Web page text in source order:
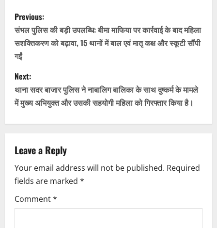
P
o
s
t
n
i
g
a
t
Previous:
संभल पुलिस की बड़ी उपलब्धि: बीमा माफिया पर कार्रवाई के बाद महिला
सशक्तिकरण को बढ़ावा, 15 थानों में बाल एवं मातृ कक्ष और स्कूटी सौंपी
गईं
Next:
थाना सदर बाजार पुलिस ने नाबालिग बालिका के साथ दुष्कर्म के मामले
में मुख्य अभियुक्त और उसकी सहयोगी महिला को गिरफ्तार किया है।
Leave a Reply
Your email address will not be published. Required
fields are marked *
Comment*